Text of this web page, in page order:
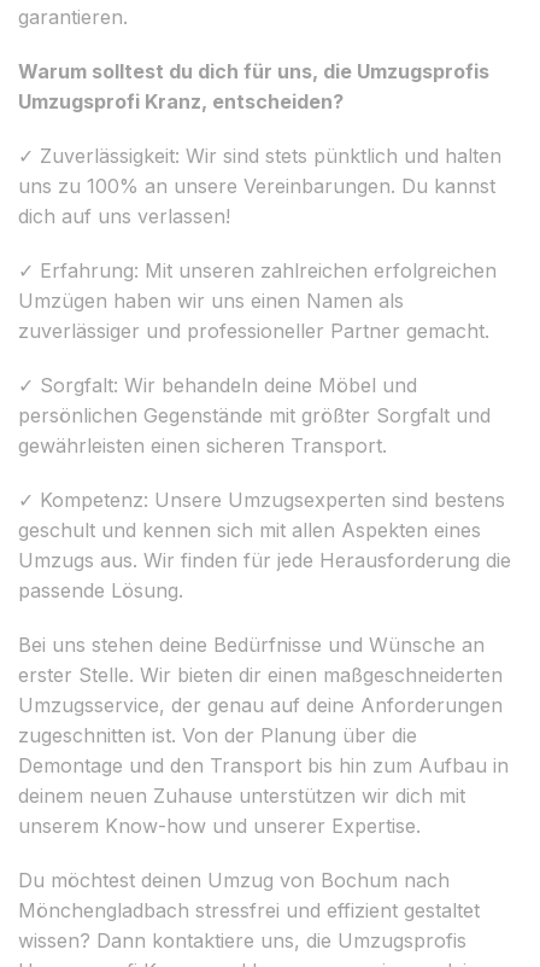
garantieren.
Warum solltest du dich für uns, die Umzugsprofis
Umzugsprofi Kranz, entscheiden?
✓ Zuverlässigkeit: Wir sind stets pünktlich und halten
uns zu 100% an unsere Vereinbarungen. Du kannst
dich auf uns verlassen!
✓ Erfahrung: Mit unseren zahlreichen erfolgreichen
Umzügen haben wir uns einen Namen als
zuverlässiger und professioneller Partner gemacht.
✓ Sorgfalt: Wir behandeln deine Möbel und
persönlichen Gegenstände mit größter Sorgfalt und
gewährleisten einen sicheren Transport.
✓ Kompetenz: Unsere Umzugsexperten sind bestens
geschult und kennen sich mit allen Aspekten eines
Umzugs aus. Wir finden für jede Herausforderung die
passende Lösung.
Bei uns stehen deine Bedürfnisse und Wünsche an
erster Stelle. Wir bieten dir einen maßgeschneiderten
Umzugsservice, der genau auf deine Anforderungen
zugeschnitten ist. Von der Planung über die
Demontage und den Transport bis hin zum Aufbau in
deinem neuen Zuhause unterstützen wir dich mit
unserem Know-how und unserer Expertise.
Du möchtest deinen Umzug von Bochum nach
Mönchengladbach stressfrei und effizient gestaltet
wissen? Dann kontaktiere uns, die Umzugsprofis